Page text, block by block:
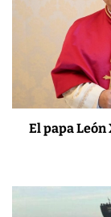
El papa